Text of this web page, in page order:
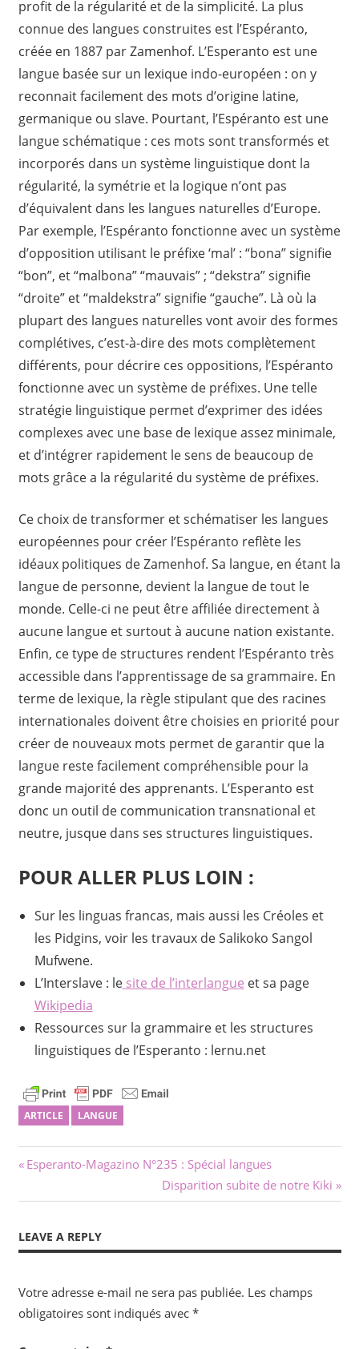
profit de la régularité et de la simplicité. La plus
connue des langues construites est l’Espéranto,
créée en 1887 par Zamenhof. L’Esperanto est une
langue basée sur un lexique indo-européen : on y
reconnait facilement des mots d’origine latine,
germanique ou slave. Pourtant, l’Espéranto est une
langue schématique : ces mots sont transformés et
incorporés dans un système linguistique dont la
régularité, la symétrie et la logique n’ont pas
d’équivalent dans les langues naturelles d’Europe.
Par exemple, l’Espéranto fonctionne avec un système
d’opposition utilisant le préfixe ‘mal’ : “bona” signifie
“bon”, et “malbona” “mauvais” ; “dekstra” signifie
“droite” et “maldekstra” signifie “gauche”. Là où la
plupart des langues naturelles vont avoir des formes
complétives, c’est-à-dire des mots complètement
différents, pour décrire ces oppositions, l’Espéranto
fonctionne avec un système de préfixes. Une telle
stratégie linguistique permet d’exprimer des idées
complexes avec une base de lexique assez minimale,
et d’intégrer rapidement le sens de beaucoup de
mots grâce a la régularité du système de préfixes.
Ce choix de transformer et schématiser les langues
européennes pour créer l’Espéranto reflète les
idéaux politiques de Zamenhof. Sa langue, en étant la
langue de personne, devient la langue de tout le
monde. Celle-ci ne peut être affiliée directement à
aucune langue et surtout à aucune nation existante.
Enfin, ce type de structures rendent l’Espéranto très
accessible dans l’apprentissage de sa grammaire. En
terme de lexique, la règle stipulant que des racines
internationales doivent être choisies en priorité pour
créer de nouveaux mots permet de garantir que la
langue reste facilement compréhensible pour la
grande majorité des apprenants. L’Esperanto est
donc un outil de communication transnational et
neutre, jusque dans ses structures linguistiques.
POUR ALLER PLUS LOIN :
Sur les linguas francas, mais aussi les Créoles et
les Pidgins, voir les travaux de Salikoko Sangol
Mufwene.
L’Interslave : lesite de l’interlangue et sa page
Wikipedia
Ressources sur la grammaire et les structures
linguistiques de l’Esperanto : lernu.net
ARTICLE LANGUE
Navigation
de
l’article
Previous
Esperanto-Magazino N°235 : Spécial langues
Next
Post:
Disparition subite de notre Kiki
LEAVE A REPLY
Votre adresse e-mail ne sera pas publiée. Les champs
obligatoires sont indiqués avec *